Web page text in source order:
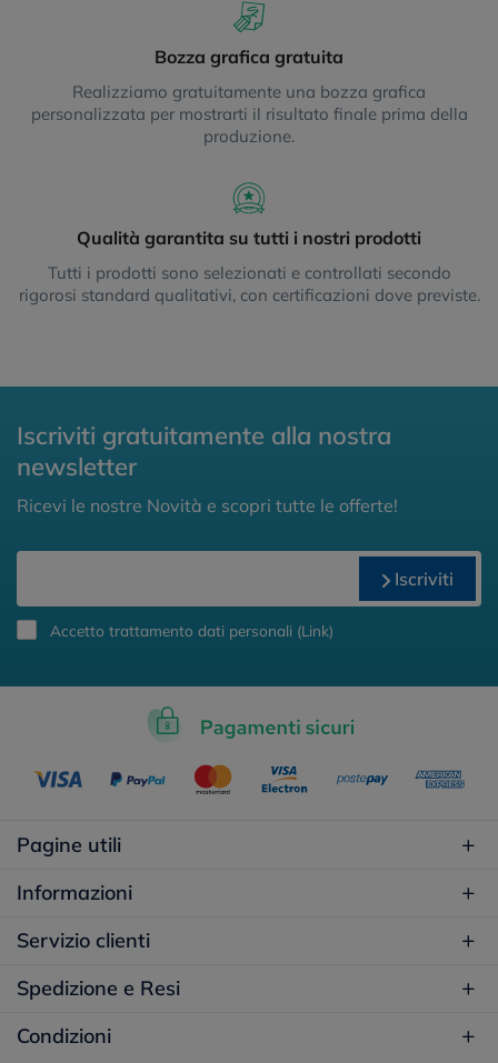
Bozza grafica gratuita
Realizziamo gratuitamente una bozza grafica
personalizzata per mostrarti il risultato finale prima della
produzione.
Qualità garantita su tutti i nostri prodotti
Tutti i prodotti sono selezionati e controllati secondo
rigorosi standard qualitativi, con certificazioni dove previste.
Iscriviti gratuitamente alla nostra
newsletter
Ricevi le nostre Novità e scopri tutte le offerte!
Iscriviti
Accetto trattamento dati personali (Link)
Pagine utili
Informazioni
Servizio clienti
Spedizione e Resi
Condizioni